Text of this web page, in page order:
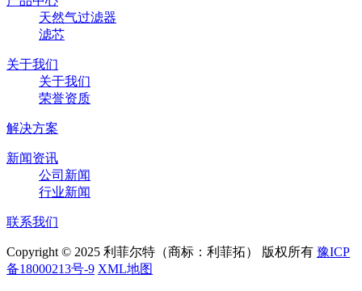
天然气过滤器
滤芯
关于我们
关于我们
荣誉资质
解决方案
新闻资讯
公司新闻
行业新闻
联系我们
Copyright © 2025 利菲尔特（商标：利菲拓） 版权所有 豫ICP
备18000213号-9 XML地图